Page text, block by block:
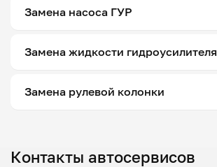
Замена насоса ГУР
Замена жидкости гидроусилителя
Замена рулевой колонки
Контакты автосервисов